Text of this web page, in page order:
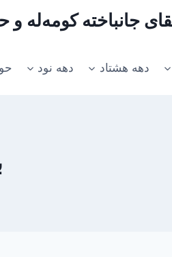
جانباخته کومه‌له
دهه هشتاد دهه نود